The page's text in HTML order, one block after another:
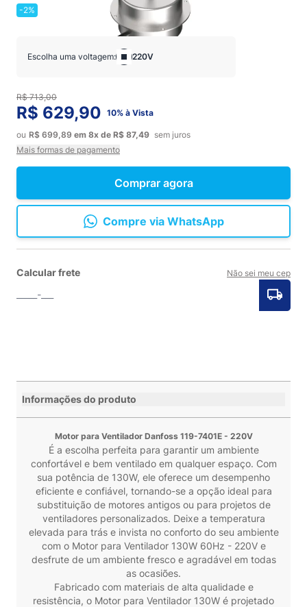
-2%
Comprar agora
Escolha uma voltagem: 220V
R$ 629,90 10% à Vista
ou R$ 699,89 em 8x de R$ 87,49 sem juros
Mais formas de pagamento
Compre via WhatsApp
R$ 713,00
Calcular frete Não sei meu cep
Informações do produto
Motor para Ventilador Danfoss 119-7401E - 220V
É a escolha perfeita para garantir um ambiente
confortável e bem ventilado em qualquer espaço. Com
sua potência de 130W, ele oferece um desempenho
eficiente e confiável, tornando-se a opção ideal para
substituição de motores antigos ou para projetos de
ventiladores personalizados. Deixe a temperatura
elevada para trás e invista no conforto do seu ambiente
com o Motor para Ventilador 130W 60Hz - 220V e
desfrute de um ambiente fresco e agradável em todas
as ocasiões.
Fabricado com materiais de alta qualidade e
resistência, o Motor para Ventilador 130W é projetado